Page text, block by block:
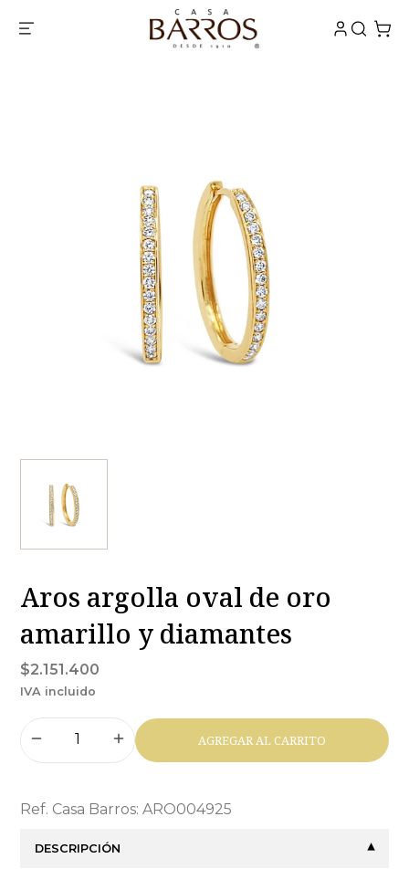
Aros argolla oval de oro
amarillo y diamantes
$2.151.400
IVA incluido
AGREGAR AL CARRITO
Ref. Casa Barros: ARO004925
DESCRIPCIÓN